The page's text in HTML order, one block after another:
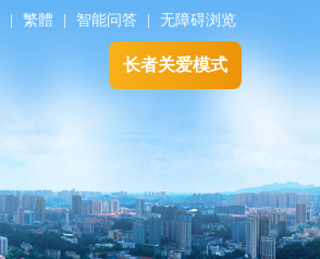
繁體 智能问答 无障碍浏览
长者关爱模式